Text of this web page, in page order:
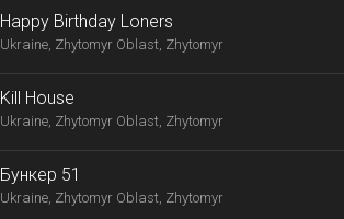
Happy Birthday Loners
Ukraine, Zhytomyr Oblast, Zhytomyr
Kill House
Ukraine, Zhytomyr Oblast, Zhytomyr
Бункер 51
Ukraine, Zhytomyr Oblast, Zhytomyr